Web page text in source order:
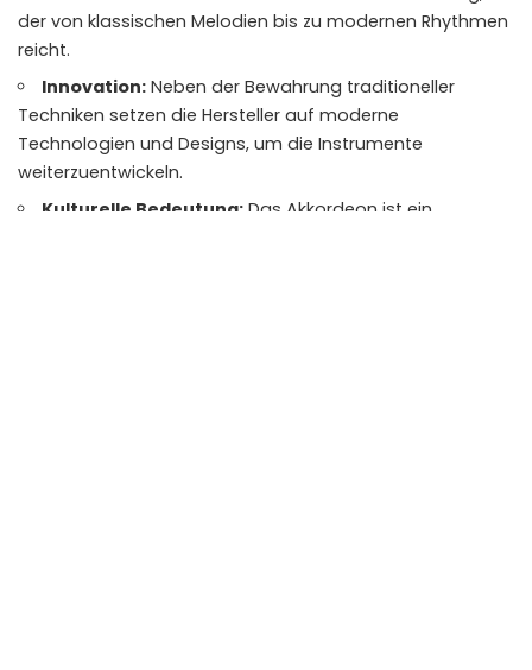
der von klassischen Melodien bis zu modernen Rhythmen
reicht.
Innovation: Neben der Bewahrung traditioneller
Techniken setzen die Hersteller auf moderne
Technologien und Designs, um die Instrumente
weiterzuentwickeln.
Kulturelle Bedeutung: Das Akkordeon ist ein